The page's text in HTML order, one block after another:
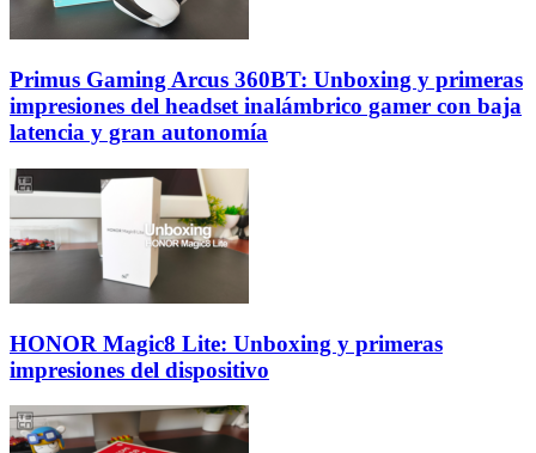
Primus Gaming Arcus 360BT: Unboxing y primeras
impresiones del headset inalámbrico gamer con baja
latencia y gran autonomía
HONOR Magic8 Lite: Unboxing y primeras
impresiones del dispositivo